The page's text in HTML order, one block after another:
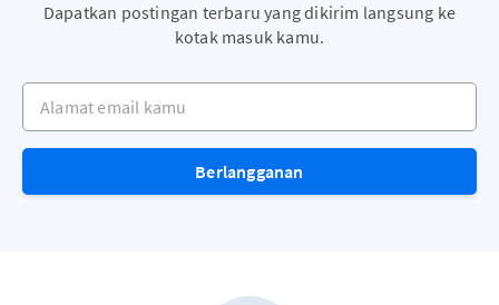
Dapatkan postingan terbaru yang dikirim langsung ke
kotak masuk kamu.
Alamat email kamu
Berlangganan